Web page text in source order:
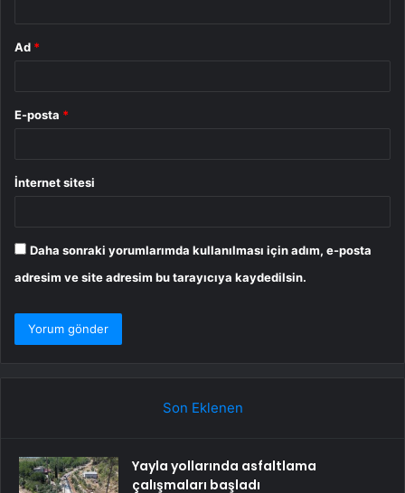
Ad *
E-posta *
İnternet sitesi
Daha sonraki yorumlarımda kullanılması için adım, e-posta
adresim ve site adresim bu tarayıcıya kaydedilsin.
Son Eklenen
Yayla yollarında asfaltlama
çalışmaları başladı